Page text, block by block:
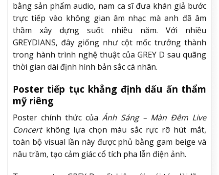
bằng sản phẩm audio, nam ca sĩ đưa khán giả bước
trực tiếp vào không gian âm nhạc mà anh đã âm
thầm xây dựng suốt nhiều năm. Với nhiều
GREYDIANS, đây giống như cột mốc trưởng thành
trong hành trình nghệ thuật của GREY D sau quãng
thời gian dài định hình bản sắc cá nhân.
Poster tiếp tục khẳng định dấu ấn thẩm
mỹ riêng
Poster chính thức của Ánh Sáng – Màn Đêm Live
Concertkhông lựa chọn màu sắc rực rỡ hút mắt,
toàn bộ visual lần này được phủ bằng gam beige và
nâu trầm, tạo cảm giác cổ tích pha lẫn điện ảnh.